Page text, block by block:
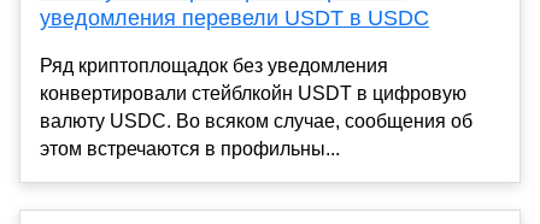
уведомления перевели USDT в USDC
Ряд криптоплощадок без уведомления
конвертировали стейблкойн USDT в цифровую
валюту USDC. Во всяком случае, сообщения об
этом встречаются в профильны...